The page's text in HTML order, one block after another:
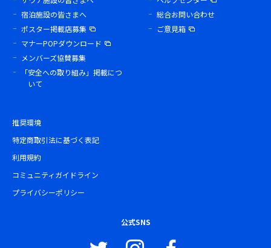
宿泊施設の皆さまへ
ポスター掲載店募集
マナーPOPダウンロード
メンバーズ協賛募集
「安全への取り組み」掲載につ
いて
総合お問い合わせ
ご意見箱
推奨環境
特定商取引法に基づく表記
利用規約
コミュニティガイドライン
プライバシーポリシー
公式SNS